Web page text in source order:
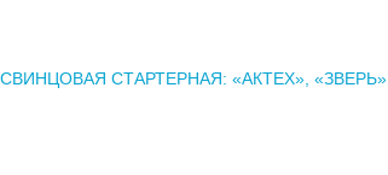
СТАРТЕРНАЯ: «АКТЕХ», «ЗВЕРЬ»,